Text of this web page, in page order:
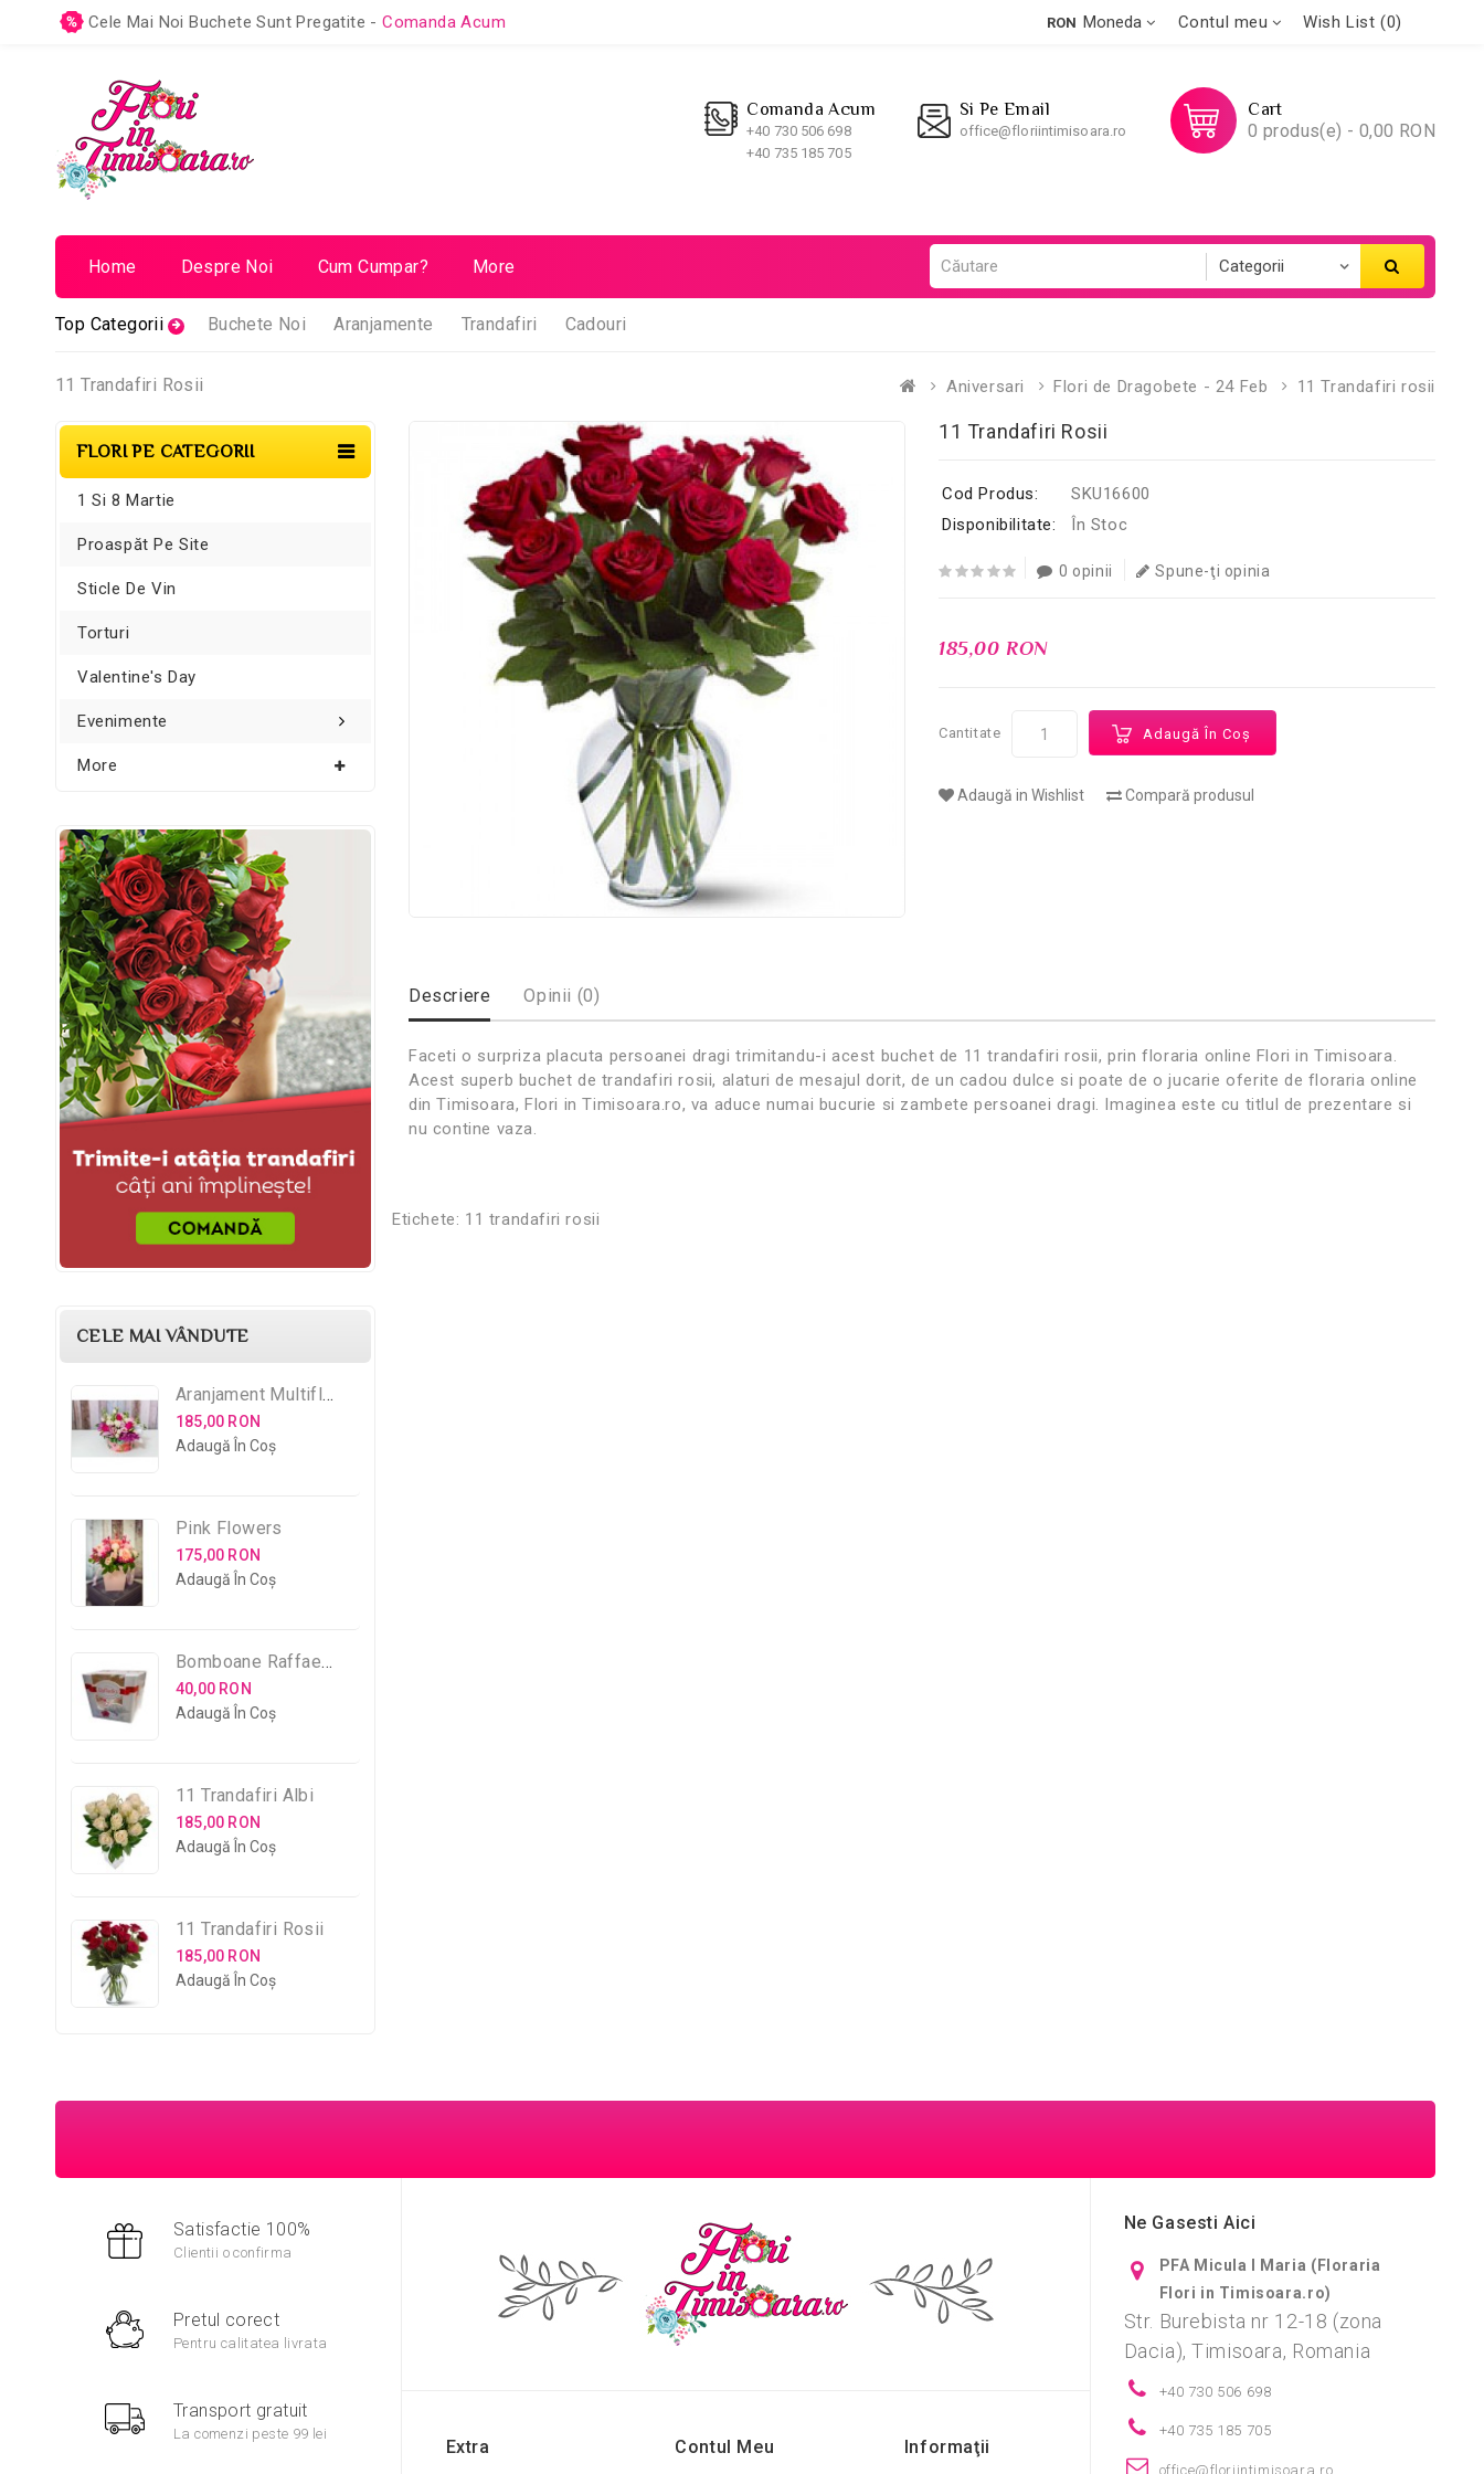
Cele Mai Noi Buchete Sunt Pregatite -Comanda Acum RON Moneda Contul meu Wish List (0)
Comanda Acum
+40 730 506 698
+40 735 185 705
Si Pe Email
office@floriintimisoara.ro
Cart
0 produs(e) - 0,00 RON
Home Despre Noi Cum Cumpar? More
Top Categorii Buchete Noi Aranjamente Trandafiri Cadouri
11 Trandafiri Rosii Aniversari Flori de Dragobete - 24 Feb 11 Trandafiri rosii
FLORI PE CATEGORII
1 Si 8 Martie
Proaspăt Pe Site
Sticle De Vin
Torturi
Valentine's Day
Evenimente
More
CELE MAI VÂNDUTE
Aranjament Multifloral
185,00 RON
Adaugă În Coş
Pink Flowers
175,00 RON
Adaugă În Coş
Bomboane Raffaello
40,00 RON
Adaugă În Coş
11 Trandafiri Albi
185,00 RON
Adaugă În Coş
11 Trandafiri Rosii
185,00 RON
Adaugă În Coş
11 Trandafiri Rosii
Cod Produs:
SKU16600
Disponibilitate:
În Stoc
0 opinii Spune-ţi opinia
185,00 RON
Cantitate Adaugă În Coş
Adaugă in Wishlist Compară produsul
Descriere Opinii (0)
Faceti o surpriza placuta persoanei dragi trimitandu-i acest buchet de 11 trandafiri rosii, prin floraria online Flori in Timisoara.
Acest superb buchet de trandafiri rosii, alaturi de mesajul dorit, de un cadou dulce si poate de o jucarie oferite de floraria online
din Timisoara, Flori in Timisoara.ro, va aduce numai bucurie si zambete persoanei dragi. Imaginea este cu titlul de prezentare si
nu contine vaza.
Etichete: 11 trandafiri rosii
Satisfactie 100%
Clientii o confirma
Pretul corect
Pentru calitatea livrata
Transport gratuit
La comenzi peste 99 lei
Extra Contul Meu Informaţii
Ne Gasesti Aici
PFA Micula I Maria (Floraria
Flori in Timisoara.ro)
Str. Burebista nr 12-18 (zona
Dacia), Timisoara, Romania
+40 730 506 698
+40 735 185 705
office@floriintimisoara.ro